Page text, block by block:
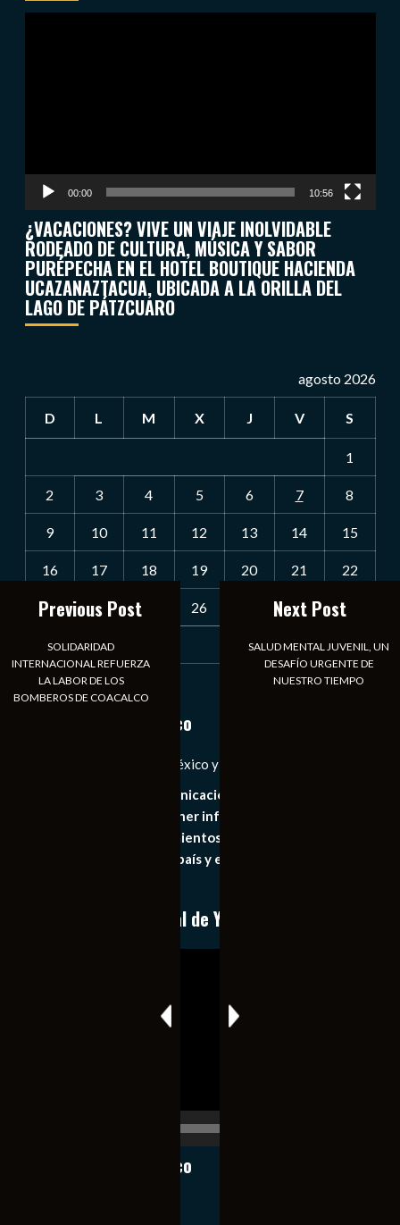
00:00 10:56
¿VACACIONES? VIVE UN VIAJE INOLVIDABLE
RODEADO DE CULTURA, MÚSICA Y SABOR
PURÉPECHA EN EL HOTEL BOUTIQUE HACIENDA
UCAZANAZTACUA, UBICADA A LA ORILLA DEL
LAGO DE PÁTZCUARO
agosto 2026
D L M X J V S
1
2 3 4 5 6 7 8
9 10 11 12 13 14 15
16 17 18 19 20 21 22
23 24 25 26 28 29
30 31
« Jul
Notiexpress de México
Las Noticias Diarias de México y el Mundo a Tu Alcance
Somos un medio de comunicación digital que tiene como
principal objetivo mantener informado al publico en
general de los acontecimientos mas recientes e
importantes de nuestro país y el mundo de forma eficaz,
Conoce nuestro canal de YouTube
Notiexpress de México
Previous Post
SOLIDARIDAD
INTERNACIONAL REFUERZA
LA LABOR DE LOS
BOMBEROS DE COACALCO
Next Post
SALUD MENTAL JUVENIL, UN
DESAFÍO URGENTE DE
NUESTRO TIEMPO